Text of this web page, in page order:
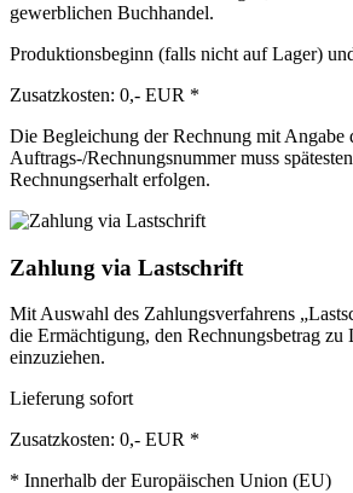
gewerblichen Buchhandel.
Produktionsbeginn (falls nicht auf Lager)
Zusatzkosten: 0,- EUR *
Die Begleichung der Rechnung mit Angabe
Auftrags-/Rechnungsnummer muss
Rechnungserhalt erfolgen.
Zahlung via Lastschrift
Mit Auswahl des Zahlungsverfahrens
die Ermächtigung, den Rechnungsbetrag zu
einzuziehen.
Lieferung sofort
Zusatzkosten: 0,- EUR *
* Innerhalb der Europäischen Union (EU)